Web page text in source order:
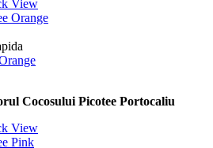
View
Cocosului Picotee Portocaliu
View